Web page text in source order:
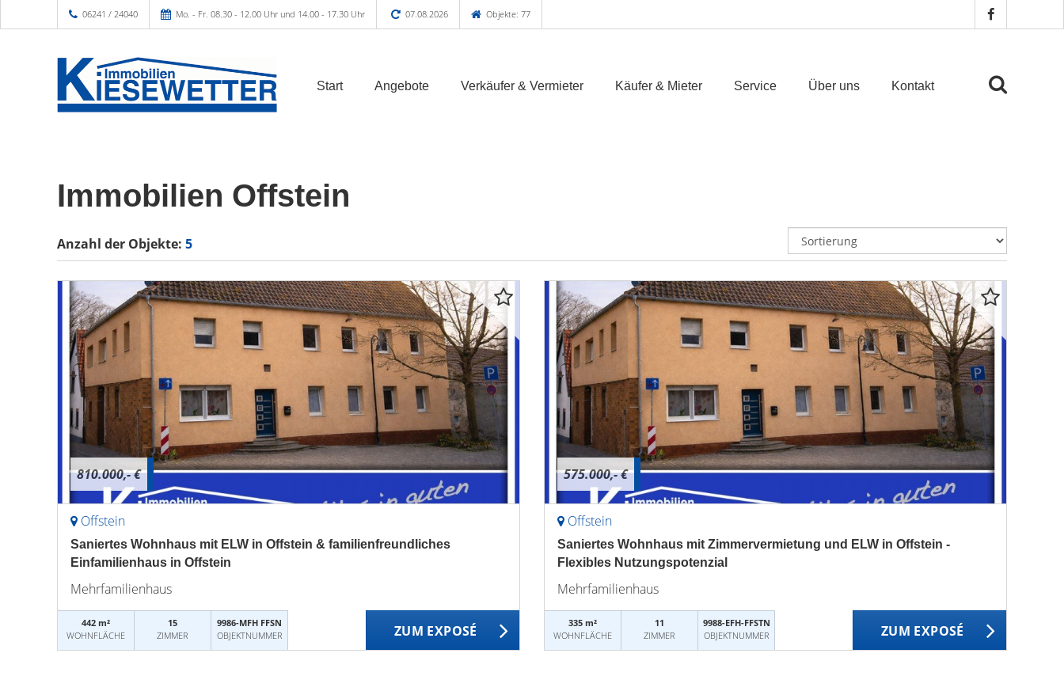
06241 / 24040 Mo. - Fr. 08.30 - 12.00 Uhr und 14.00 - 17.30 Uhr 07.08.2026 Objekte: 77
Start Angebote Verkäufer & Vermieter Käufer & Mieter Service Über uns Kontakt
Immobilien Offstein
Anzahl der Objekte: 5
810.000,- €
Offstein
Saniertes Wohnhaus mit ELW in Offstein & familienfreundliches
Einfamilienhaus in Offstein
Mehrfamilienhaus
442 m²
WOHNFLÄCHE
15
ZIMMER
9986-MFH FFSN
OBJEKTNUMMER
ZUM EXPOSÉ
575.000,- €
Offstein
Saniertes Wohnhaus mit Zimmervermietung und ELW in Offstein -
Flexibles Nutzungspotenzial
Mehrfamilienhaus
335 m²
WOHNFLÄCHE
11
ZIMMER
9988-EFH-FFSTN
OBJEKTNUMMER
ZUM EXPOSÉ